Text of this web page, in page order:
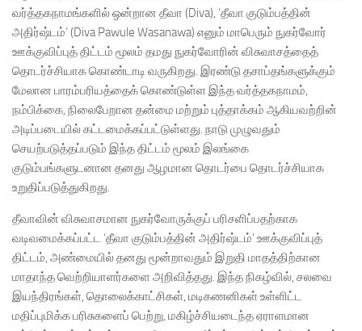
வர்த்தகநாமங்களில் ஒன்றான தீவா (Diva), ‘தீவா குடும்பத்தின்
அதிர்ஷ்டம்’ (Diva Pawule Wasanawa) எனும் மாபெரும் நுகர்வோர்
ஊக்குவிப்புத் திட்டம் மூலம் தமது நுகர்வோரின் விசுவாசத்தைத்
தொடர்ச்சியாக கொண்டாடி வருகிறது. இரண்டு தசாப்தங்களுக்கும்
மேலான பாரம்பரியத்தைக் கொண்டுள்ள இந்த வர்த்தகநாமம்,
நம்பிக்கை, நிலைபேறான தன்மை மற்றும் புத்தாக்கம் ஆகியவற்றின்
அடிப்படையில் கட்டமைக்கப்பட்டுள்ளது. நாடு முழுவதும்
செயற்படுத்தப்படும் இந்த திட்டம் மூலம் இலங்கை
குடும்பங்களுடனான தனது ஆழமான தொடர்பை தொடர்ச்சியாக
உறுதிப்படுத்துகிறது.
தீவாவின் விசுவாசமான நுகர்வோருக்குப் பரிசளிப்பதற்காக
வடிவமைக்கப்பட்ட ‘தீவா குடும்பத்தின் அதிர்ஷ்டம்’ ஊக்குவிப்புத்
திட்டம், அண்மையில் தனது மூன்றாவதும் இறுதி மாதத்திற்கான
மாதாந்த வெற்றியாளர்களை அறிவித்தது. இந்த நிகழ்வில், சலவை
இயந்திரங்கள், தொலைக்காட்சிகள், மடிகணனிகள் உள்ளிட்ட
மதிப்புமிக்க பரிசுகளைப் பெற்று, மகிழ்ச்சியடைந்த ஏராளமான